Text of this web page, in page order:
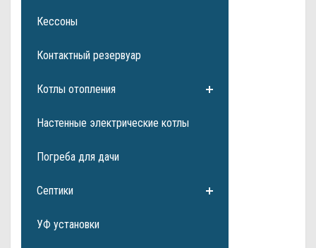
Кессоны
Контактный резервуар
Котлы отопления
Настенные электрические котлы
Погреба для дачи
Септики
УФ установки